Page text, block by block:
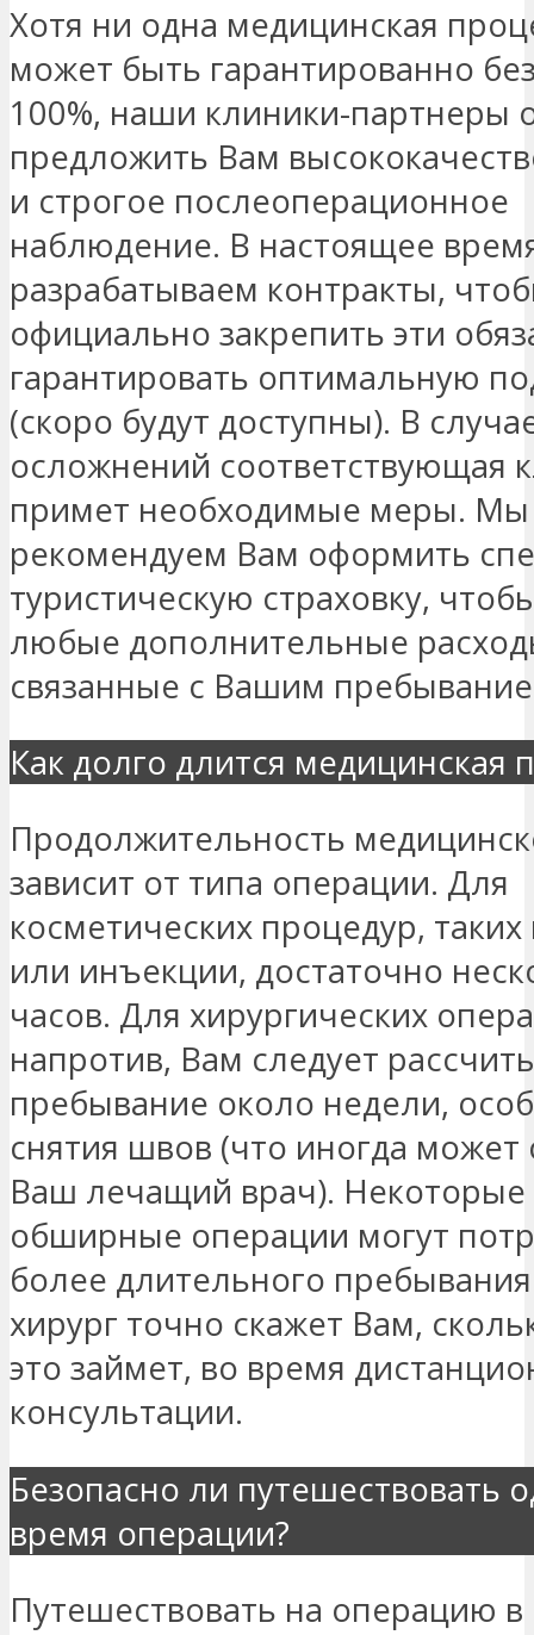
Хотя ни одна медицинская
может быть гарантированно
100%, наши клиники-партнеры
предложить Вам
и строгое послеоперационное
наблюдение. В настоящее
разрабатываем контракты,
официально закрепить эти
гарантировать оптимальную
(скоро будут доступны). В
осложнений соответствующая
примет необходимые меры. Мы
рекомендуем Вам оформить
туристическую страховку,
любые дополнительные
связанные с Вашим
Как долго длится медицинская
Продолжительность
зависит от типа операции. Для
косметических процедур, таких
или инъекции, достаточно
часов. Для хирургических
напротив, Вам следует
пребывание около недели,
снятия швов (что иногда может
Ваш лечащий врач). Некоторые
обширные операции могут
более длительного
хирург точно скажет Вам,
это займет, во время
консультации.
Безопасно ли путешествовать
время операции?
Путешествовать на операцию в